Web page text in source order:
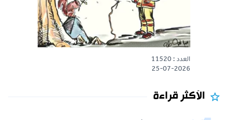
العدد : 11520
25-07-2026
الأكثر قراءة